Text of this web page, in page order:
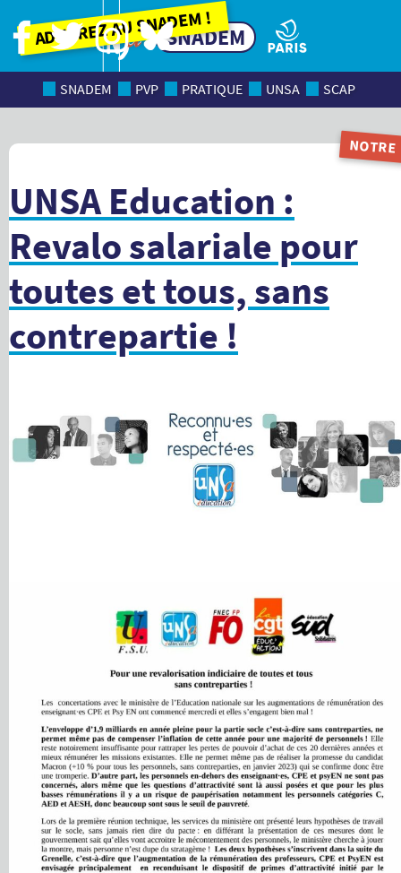
Adhérez au SNADEM !
SNADEM
SNADEM PVP PRATIQUE UNSA SCAP
UNSA Education :
Revalo salariale pour
toutes et tous, sans
contrepartie !
NOTRE